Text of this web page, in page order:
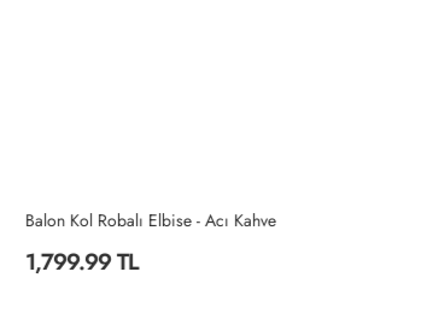
Balon Kol Robalı Elbise - Acı Kahve
1,799.99 TL